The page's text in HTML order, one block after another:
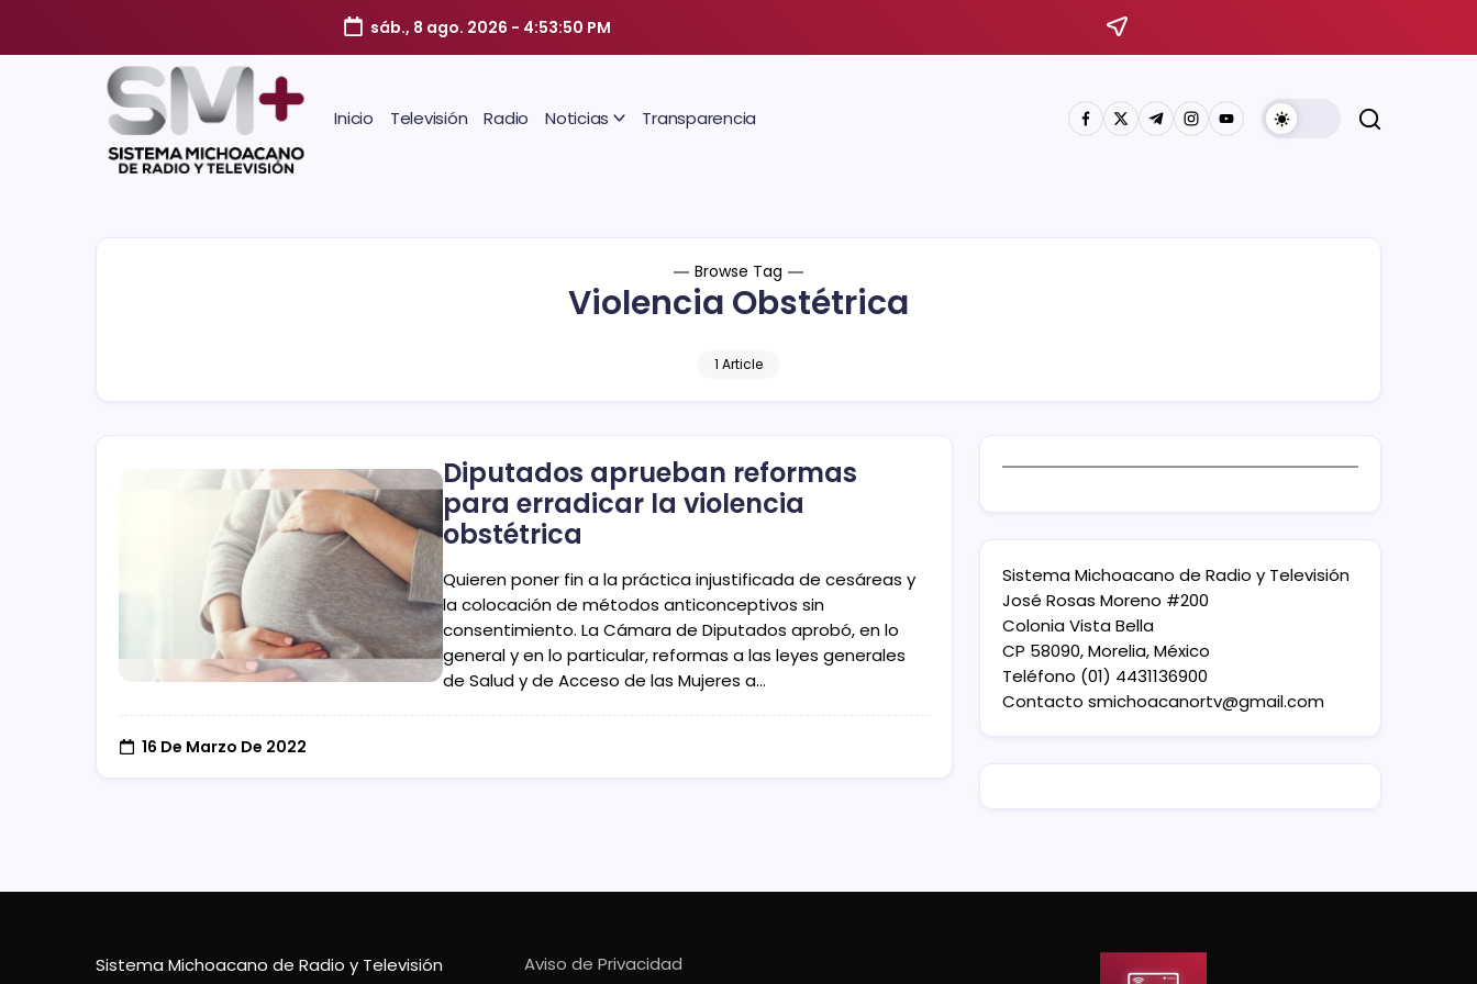
sáb., 8 ago. 2026 -4:53:51 PM
Inicio Televisión Radio Noticias Transparencia
Browse Tag
Violencia Obstétrica
1 Article
Diputados aprueban reformas
para erradicar la violencia
obstétrica
Quieren poner fin a la práctica injustificada de cesáreas y
la colocación de métodos anticonceptivos sin
consentimiento. La Cámara de Diputados aprobó, en lo
general y en lo particular, reformas a las leyes generales
de Salud y de Acceso de las Mujeres a…
16 De Marzo De 2022
Sistema Michoacano de Radio y Televisión
José Rosas Moreno #200
Colonia Vista Bella
CP 58090, Morelia, México
Teléfono (01) 4431136900
Contacto smichoacanortv@gmail.com
Sistema Michoacano de Radio y Televisión
Aviso de Privacidad